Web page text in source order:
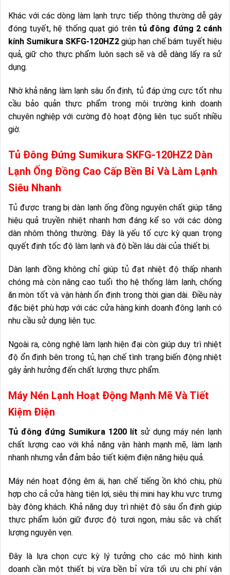
Khác với các dòng làm lạnh trực tiếp thông thường dễ gây
đóng tuyết, hệ thống quạt gió trên tủ đông đứng 2 cánh
kính Sumikura SKFG-120HZ2 giúp hạn chế bám tuyết hiệu
quả, giữ cho thực phẩm luôn sạch sẽ và dễ dàng lấy ra sử
dụng.
Nhờ khả năng làm lạnh sâu ổn định, tủ đáp ứng cực tốt nhu
cầu bảo quản thực phẩm trong môi trường kinh doanh
chuyên nghiệp với cường độ hoạt động liên tục suốt nhiều
giờ.
Tủ Đông Đứng Sumikura SKFG-120HZ2 Dàn
Lạnh Ống Đồng Cao Cấp Bền Bỉ Và Làm Lạnh
Siêu Nhanh
Tủ được trang bị dàn lạnh ống đồng nguyên chất giúp tăng
hiệu quả truyền nhiệt nhanh hơn đáng kể so với các dòng
dàn nhôm thông thường. Đây là yếu tố cực kỳ quan trọng
quyết định tốc độ làm lạnh và độ bền lâu dài của thiết bị.
Dàn lạnh đồng không chỉ giúp tủ đạt nhiệt độ thấp nhanh
chóng mà còn nâng cao tuổi thọ hệ thống làm lạnh, chống
ăn mòn tốt và vận hành ổn định trong thời gian dài. Điều này
đặc biệt phù hợp với các cửa hàng kinh doanh đông lạnh có
nhu cầu sử dụng liên tục.
Ngoài ra, công nghệ làm lạnh hiện đại còn giúp duy trì nhiệt
độ ổn định bên trong tủ, hạn chế tình trạng biến động nhiệt
gây ảnh hưởng đến chất lượng thực phẩm.
Máy Nén Lạnh Hoạt Động Mạnh Mẽ Và Tiết
Kiệm Điện
Tủ đông đứng Sumikura 1200 lít sử dụng máy nén lạnh
chất lượng cao với khả năng vận hành mạnh mẽ, làm lạnh
nhanh nhưng vẫn đảm bảo tiết kiệm điện năng hiệu quả.
Máy nén hoạt động êm ái, hạn chế tiếng ồn khó chịu, phù
hợp cho cả cửa hàng tiện lợi, siêu thị mini hay khu vực trưng
bày đông khách. Khả năng duy trì nhiệt độ sâu ổn định giúp
thực phẩm luôn giữ được độ tươi ngon, màu sắc và chất
lượng nguyên vẹn.
Đây là lựa chọn cực kỳ lý tưởng cho các mô hình kinh
doanh cần một thiết bị vừa bền bỉ vừa tối ưu chi phí vận